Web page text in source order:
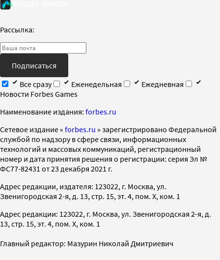
Рассылка:
Подписаться
Все сразу
Еженедельная
Ежедневная
Новости Forbes Games
Наименование издания: forbes.ru
Cетевое издание « forbes.ru » зарегистрировано Федеральной
службой по надзору в сфере связи, информационных
технологий и массовых коммуникаций, регистрационный
номер и дата принятия решения о регистрации: серия Эл №
ФС77-82431 от 23 декабря 2021 г.
Адрес редакции, издателя: 123022, г. Москва, ул.
Звенигородская 2-я, д. 13, стр. 15, эт. 4, пом. X, ком. 1
Адрес редакции: 123022, г. Москва, ул. Звенигородская 2-я, д.
13, стр. 15, эт. 4, пом. X, ком. 1
Главный редактор: Мазурин Николай Дмитриевич